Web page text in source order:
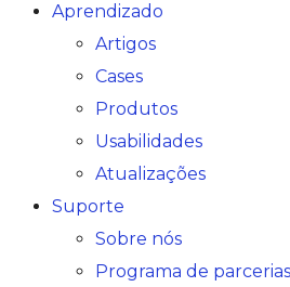
Aprendizado
Artigos
Cases
Produtos
Usabilidades
Atualizações
Suporte
Sobre nós
Programa de parcerias